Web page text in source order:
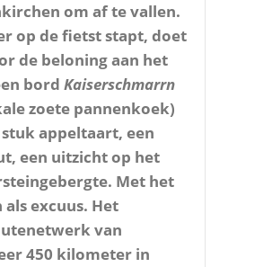
om af te vallen.
op de fietst stapt, doet
de beloning aan het
bord Kaiserschmarrn
zoete pannenkoek)
appeltaart, een
een uitzicht op het
Met het
excuus. Het
van
450 kilometer in